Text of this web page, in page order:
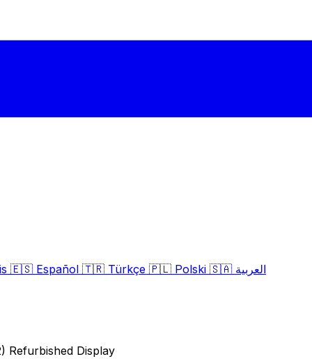
🇪🇸 Español 🇹🇷 Türkçe 🇵🇱 Polski 🇸🇦 العربية
Refurbished Display